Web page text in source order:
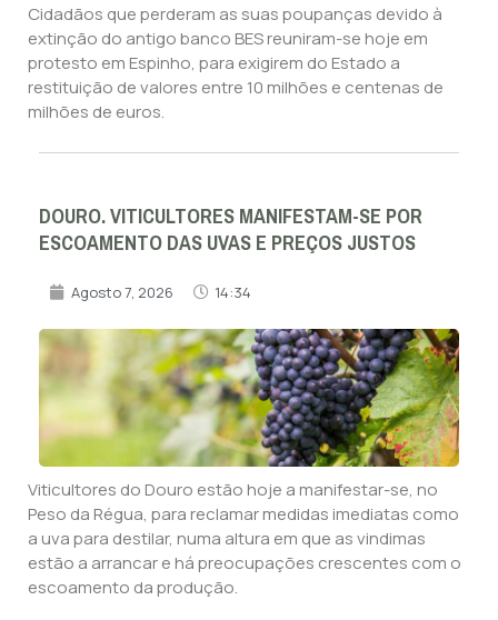
Cidadãos que perderam as suas poupanças devido à
extinção do antigo banco BES reuniram-se hoje em
protesto em Espinho, para exigirem do Estado a
restituição de valores entre 10 milhões e centenas de
milhões de euros.
DOURO. VITICULTORES MANIFESTAM-SE POR
ESCOAMENTO DAS UVAS E PREÇOS JUSTOS
Agosto 7, 2026 14:34
Viticultores do Douro estão hoje a manifestar-se, no
Peso da Régua, para reclamar medidas imediatas como
a uva para destilar, numa altura em que as vindimas
estão a arrancar e há preocupações crescentes com o
escoamento da produção.